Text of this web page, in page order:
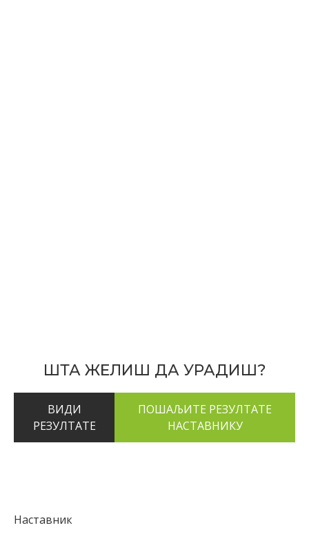
ШТА ЖЕЛИШ ДА УРАДИШ?
ВИДИ
РЕЗУЛТАТЕ
Наставник